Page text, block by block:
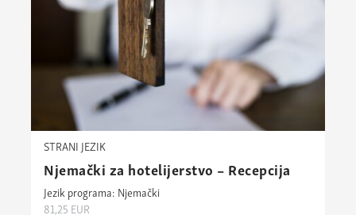
STRANI JEZIK
Njemački za hotelijerstvo – Recepcija
Jezik programa: Njemački
81,25 EUR